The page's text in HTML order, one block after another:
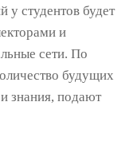
у студентов будет
и
сети. По
будущих
знания, подают